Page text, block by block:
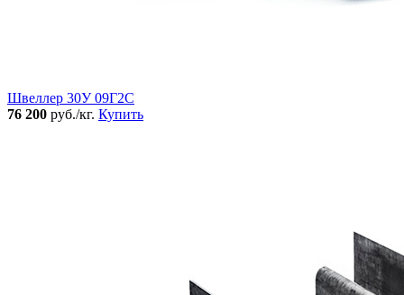
Швеллер 30У 09Г2С
76 200 руб./кг. Купить